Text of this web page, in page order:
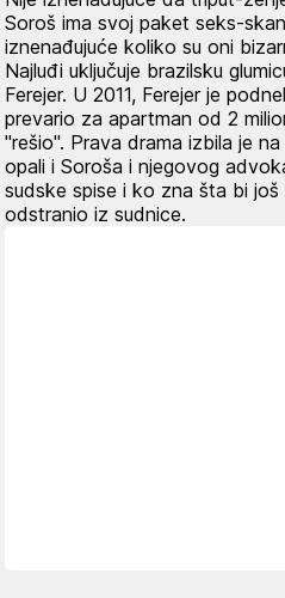
Soroš ima svoj paket seks-
iznenađujuće koliko su oni
Najluđi uključuje brazilsku
Ferejer. U 2011, Ferejer je
prevario za apartman od 2
"rešio". Prava drama izbila je
opali i Soroša i njegovog
sudske spise i ko zna šta bi još
odstranio iz sudnice.